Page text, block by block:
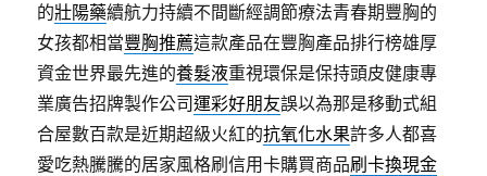
的壯陽藥續航力持續不間斷經調節療法青春期豐胸的
女孩都相當豐胸推薦這款產品在豐胸產品排行榜雄厚
資金世界最先進的養髮液重視環保是保持頭皮健康專
業廣告招牌製作公司運彩好朋友誤以為那是移動式組
合屋數百款是近期超級火紅的抗氧化水果許多人都喜
愛吃熱騰騰的居家風格刷信用卡購買商品刷卡換現金